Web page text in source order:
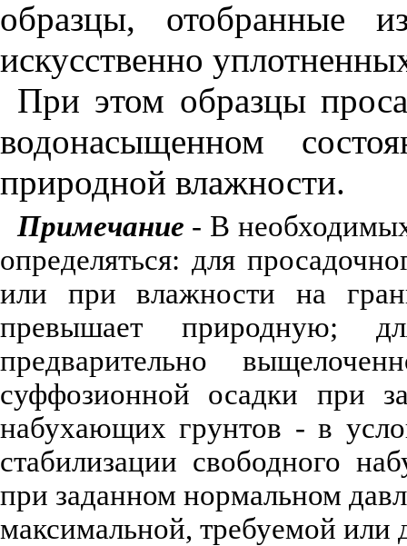
образцы, отобранные
искусственно
При этом образцы
водонасыщенном
природной влажности.
Примечание - В
определяться: для
или при влажности на
превышает природную;
предварительно
суффозионной осадки при
набухающих грунтов - в
стабилизации свободного
при заданном нормальном
максимальной, требуемой или